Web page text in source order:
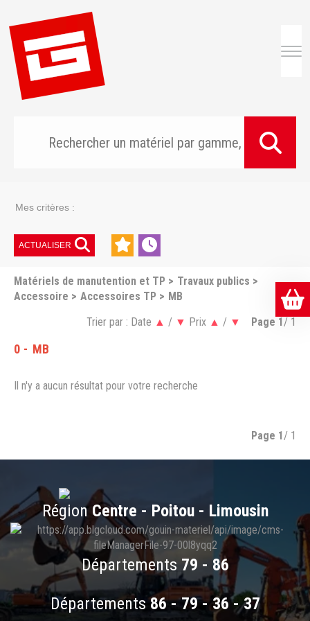
Mes critères :
ACTUALISER
Matériels de manutention et TP
Travaux publics
Accessoire
Accessoires TP MB
0 MB
Trier par : Date ▲ / ▼ Prix ▲ / ▼ Page 1/ 1
Il n'y a aucun résultat pour votre recherche
Page 1/ 1
Région Centre - Poitou - Limousin
Départements 79 - 86
Départements86 - 79 - 36 - 37